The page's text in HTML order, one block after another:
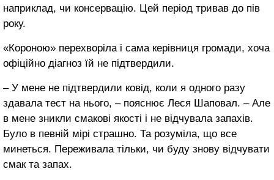
наприклад, чи консервацію. Цей період тривав до пів
року.
«Короною» перехворіла і сама керівниця громади, хоча
офіційно діагноз їй не підтвердили.
– У мене не підтвердили ковід, коли я одного разу
здавала тест на нього, – пояснює Леся Шаповал. – Але
в мене зникли смакові якості і не відчувала запахів.
Було в певній мірі страшно. Та розуміла, що все
минеться. Переживала тільки, чи буду знову відчувати
смак та запах.